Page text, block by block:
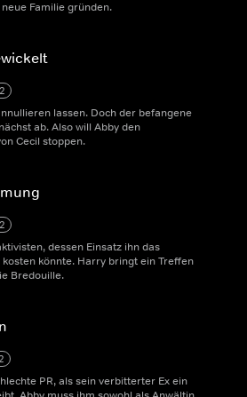
Familie gründen.
lassen. Doch der befangene
ab. Also will Abby den
Cecil stoppen.
dessen Einsatz ihn das
könnte. Harry bringt ein Treffen
Bredouille.
PR, als sein verbitterter Ex ein